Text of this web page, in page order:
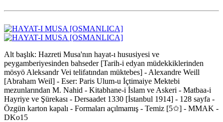
Alt başlık: Hazreti Musa'nın hayat-ı hususiyesi ve
peygamberiyesinden bahseder [Tarih-i edyan müdekkiklerinden
mösyö Aleksandr Vei telifatından müktebes] - Alexandre Weill
[Abraham Weil] - Eser: Paris Ulum-u İçtimaiye Mektebi
mezunlarından M. Nahid - Kitabhane-i İslam ve Askeri - Matbaa-i
Hayriye ve Şürekası - Dersaadet 1330 [İstanbul 1914] - 128 sayfa -
Özgün karton kapalı - Formaları açılmamış - Temiz [5✩] - MMAK -
DKo15